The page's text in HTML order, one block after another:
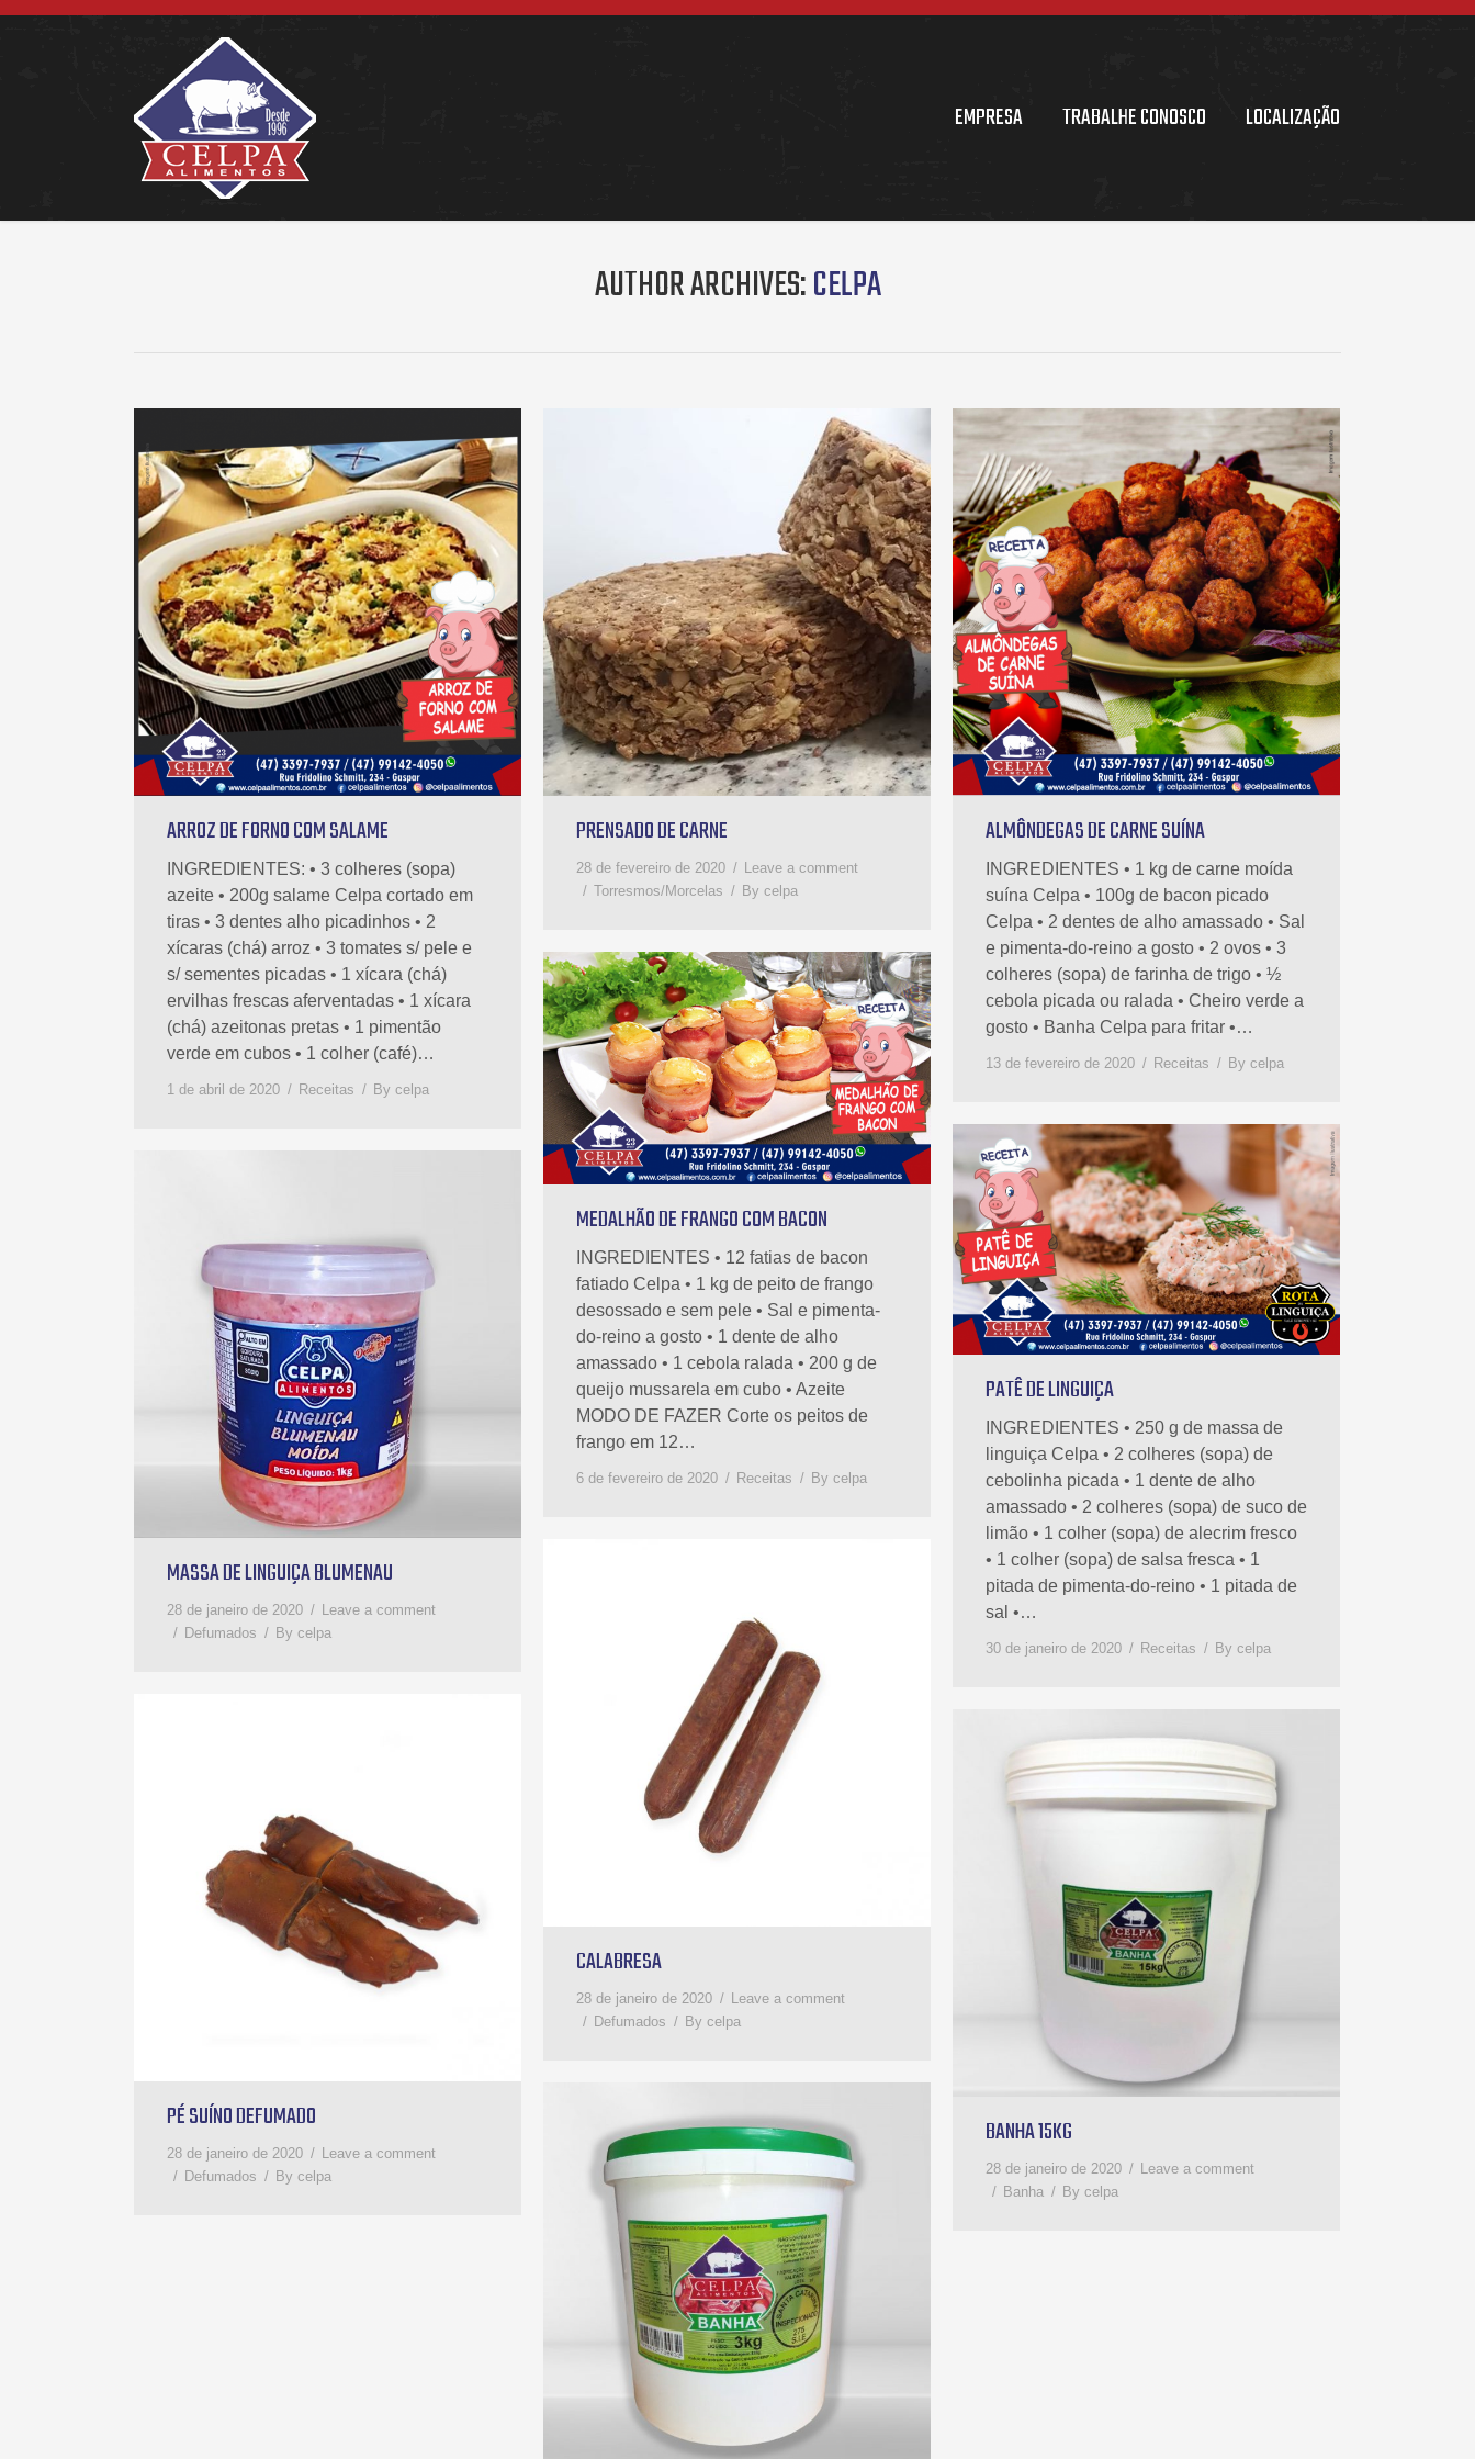
EMPRESA TRABALHE CONOSCO LOCALIZAÇÃO
AUTHOR ARCHIVES:CELPA
ARROZ DE FORNO COM SALAME
INGREDIENTES: • 3 colheres (sopa)
azeite • 200g salame Celpa cortado em
tiras • 3 dentes alho picadinhos • 2
xícaras (chá) arroz • 3 tomates s/ pele e
s/ sementes picadas • 1 xícara (chá)
ervilhas frescas aferventadas • 1 xícara
(chá) azeitonas pretas • 1 pimentão
verde em cubos • 1 colher (café)…
1 de abril de 2020 Receitas By celpa
PRENSADO DE CARNE
28 de fevereiro de 2020
Leave a comment
Torresmos/Morcelas
By celpa
ALMÔNDEGAS DE CARNE SUÍNA
INGREDIENTES • 1 kg de carne moída
suína Celpa • 100g de bacon picado
Celpa • 2 dentes de alho amassado • Sal
e pimenta-do-reino a gosto • 2 ovos • 3
colheres (sopa) de farinha de trigo • ½
cebola picada ou ralada • Cheiro verde a
gosto • Banha Celpa para fritar •…
13 de fevereiro de 2020 Receitas By celpa
MEDALHÃO DE FRANGO COM BACON
INGREDIENTES • 12 fatias de bacon
fatiado Celpa • 1 kg de peito de frango
desossado e sem pele • Sal e pimenta-
do-reino a gosto • 1 dente de alho
amassado • 1 cebola ralada • 200 g de
queijo mussarela em cubo • Azeite
MODO DE FAZER Corte os peitos de
frango em 12…
6 de fevereiro de 2020 Receitas By celpa
PATÊ DE LINGUIÇA
INGREDIENTES • 250 g de massa de
linguiça Celpa • 2 colheres (sopa) de
cebolinha picada • 1 dente de alho
amassado • 2 colheres (sopa) de suco de
limão • 1 colher (sopa) de alecrim fresco
• 1 colher (sopa) de salsa fresca • 1
pitada de pimenta-do-reino • 1 pitada de
sal •…
30 de janeiro de 2020 Receitas By celpa
MASSA DE LINGUIÇA BLUMENAU
28 de janeiro de 2020
Leave a comment
Defumados
By celpa
CALABRESA
28 de janeiro de 2020
Leave a comment
Defumados
By celpa
PÉ SUÍNO DEFUMADO
28 de janeiro de 2020
Leave a comment
Defumados
By celpa
BANHA 15KG
28 de janeiro de 2020
Leave a comment
Banha
By celpa